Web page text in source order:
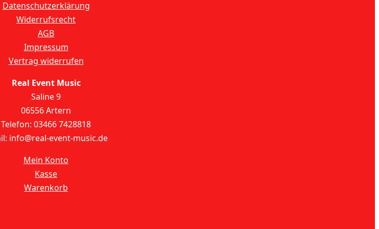
Datenschutzerklärung
Widerrufsrecht
AGB
Impressum
Vertrag widerrufen
Real Event Music
Saline 9
06556 Artern
Telefon: 03466 7428818
info@real-event-music.de
Mein Konto
Kasse
Warenkorb